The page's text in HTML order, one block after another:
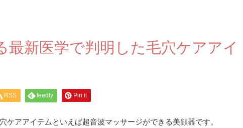
最新医学で判明した毛穴ケアアイ
RSS feedly Pin it
ケアアイテムといえば超音波マッサージができる美顔器です。